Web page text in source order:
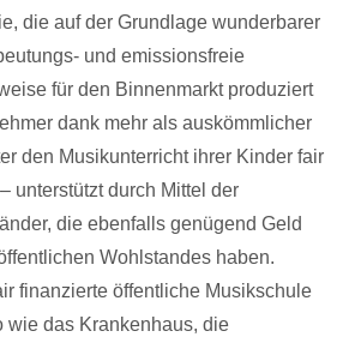
die auf der Grundlage wunderbarer
und emissionsfreie
für den Binnenmarkt produziert
dank mehr als auskömmlicher
den Musikunterricht ihrer Kinder fair
unterstützt durch Mittel der
die ebenfalls genügend Geld
Wohlstandes haben.
finanzierte öffentliche Musikschule
wie das Krankenhaus, die